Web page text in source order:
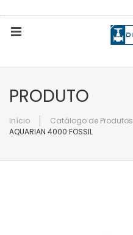
CATÁLOGO DE PRODUTOS
PRODUTO
Início Catálogo de Produtos
AQUARIAN 4000 FOSSIL